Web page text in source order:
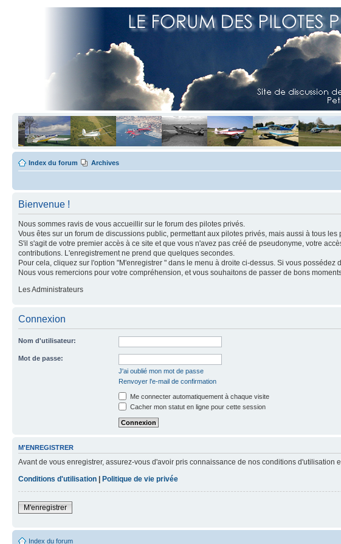
Index du forum Archives
Bienvenue !
Nous sommes ravis de vous accueillir sur le forum des pilotes privés.
Vous êtes sur un forum de discussions public, permettant aux pilotes privés, mais aussi à tous
S'il s'agit de votre premier accès à ce site et que vous n'avez pas créé de pseudonyme, votre
contributions. L'enregistrement ne prend que quelques secondes.
Pour cela, cliquez sur l'option "M'enregistrer " dans le menu à droite ci-dessus. Si vous
Nous vous remercions pour votre compréhension, et vous souhaitons de passer de bons
Les Administrateurs
Connexion
Nom d'utilisateur:
Mot de passe:
J'ai oublié mon mot de passe
Renvoyer l'e-mail de confirmation
Me connecter automatiquement à chaque visite
Cacher mon statut en ligne pour cette session
M'ENREGISTRER
Avant de vous enregistrer, assurez-vous d'avoir pris connaissance de nos conditions d'utilisation
Conditions d'utilisation | Politique de vie privée
M'enregistrer
Index du forum